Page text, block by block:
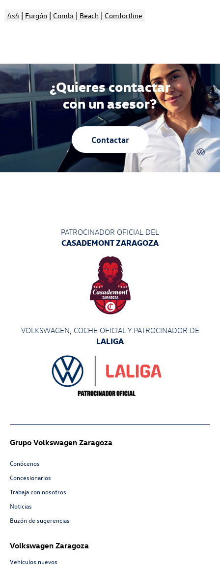
4×4 | Furgón | Combi | Beach | Comfortline
¿Quieres contactar
con un asesor?
Contactar
PATROCINADOR OFICIAL DEL
CASADEMONT ZARAGOZA
VOLKSWAGEN, COCHE OFICIAL Y PATROCINADOR DE
LALIGA
Grupo Volkswagen Zaragoza
Conócenos
Concesionarios
Trabaja con nosotros
Noticias
Buzón de sugerencias
Volkswagen Zaragoza
Vehículos nuevos